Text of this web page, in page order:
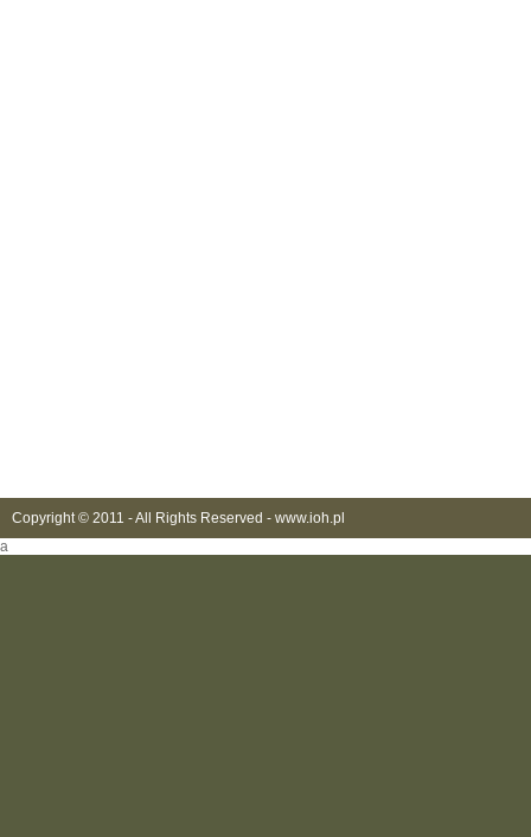
Copyright © 2011 - All Rights Reserved - www.ioh.pl
a